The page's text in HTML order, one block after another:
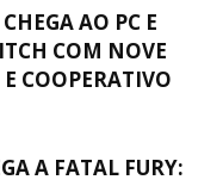
AO PC E
COM NOVE
COOPERATIVO
A FATAL FURY: